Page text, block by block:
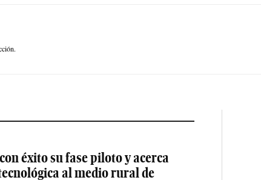
éxito su fase piloto y acerca
al medio rural de